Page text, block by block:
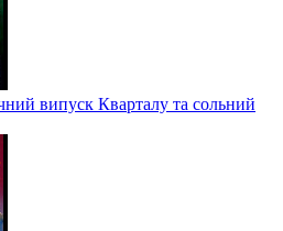
випуск Кварталу та сольний